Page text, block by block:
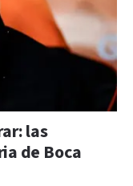
las
de Boca